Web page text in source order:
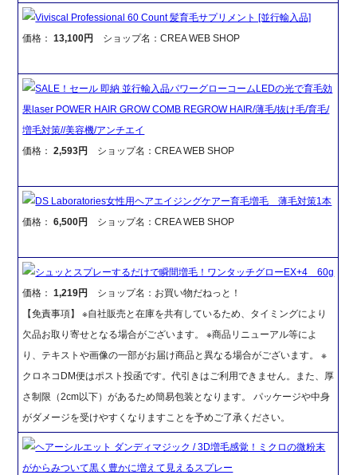
Viviscal Professional 60 Count 髪育毛サプリメント [並行輸入品]
価格：13,100円 ショップ名：CREA WEB SHOP
SALE！セール 即納 並行輸入品パワーグローコームLEDの光で育毛効
果laser POWER HAIR GROW COMB REGROW HAIR/薄毛/抜け毛/育毛/
増毛対策//美容機/アンチエイ
価格：2,593円 ショップ名：CREA WEB SHOP
DS Laboratories女性用ヘアエイジングケアー育毛増毛 薄毛対策1本
価格：6,500円 ショップ名：CREA WEB SHOP
シュッとスプレーするだけで瞬間増毛！ワンタッチグローEX+4 60g
価格：1,219円
ショップ名：お買い物だねっと！
【免責事項】 ※自社販売と在庫を共有しているため、タイミングにより
欠品お取り寄せとなる場合がございます。 ※商品リニューアル等によ
り、テキストや画像の一部がお届け商品と異なる場合がございます。 ※
クロネコDM便はポスト投函です。代引きはご利用できません。また、厚
さ制限（2cm以下）があるため簡易包装となります。 パッケージや中身
がダメージを受けやすくなりますことを予めご了承ください。
ヘアーシルエット ダンディマジック / 3D増毛感覚！ミクロの微粉末
がからみついて黒く豊かに増えて見えるスプレー